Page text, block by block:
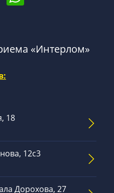
«Интерлом»
18
12с3
Дорохова, 27